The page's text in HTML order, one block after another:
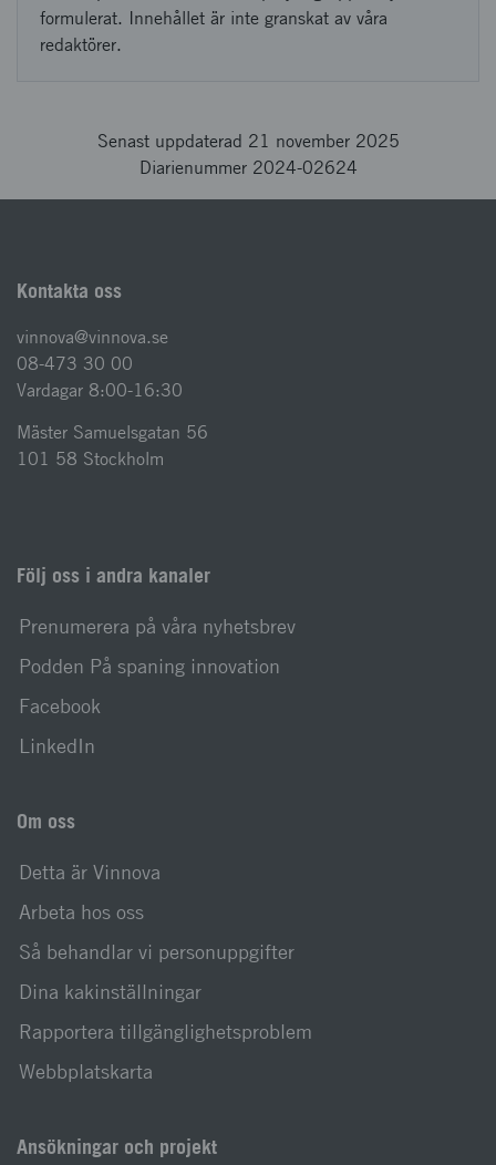
formulerat. Innehållet är inte granskat av våra
redaktörer.
Senast uppdaterad 21 november 2025
Diarienummer 2024-02624
Kontakta oss
vinnova@vinnova.se
08-473 30 00
Vardagar 8:00-16:30
Mäster Samuelsgatan 56
101 58 Stockholm
Följ oss i andra kanaler
Prenumerera på våra nyhetsbrev
Podden På spaning innovation
Facebook
LinkedIn
Om oss
Detta är Vinnova
Arbeta hos oss
Så behandlar vi personuppgifter
Dina kakinställningar
Rapportera tillgänglighetsproblem
Webbplatskarta
Ansökningar och projekt